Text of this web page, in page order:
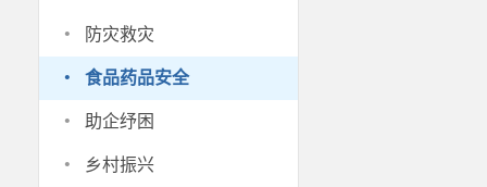
· 防灾救灾
· 食品药品安全
· 助企纾困
· 乡村振兴